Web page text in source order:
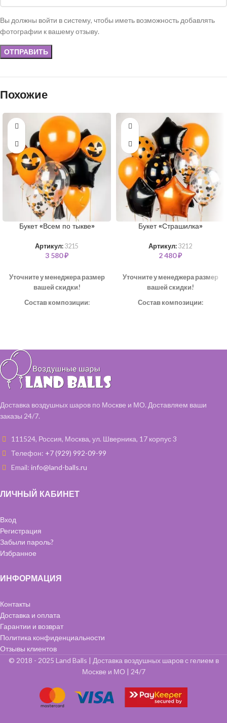
Вы должны войти в систему, чтобы иметь возможность добавлять
фотографии к вашему отзыву.
Похожие
Букет «Всем по тыкве»
Артикул: 3215
3 580₽
Уточните у менеджера размер
вашей скидки!
Состав композиции:
Шар однотонный 35 см – 3 шт
Шарики "Тыква" – 2 шт
Букет «Страшилка»
Артикул: 3212
2 480₽
Уточните у менеджера размер
вашей скидки!
Состав композиции:
Шар "Горох" 35 см – 2 шт
Доставка воздушных шаров по Москве и МО. Доставляем ваши
заказы 24/7.
111524, Россия, Москва, ул. Шверника, 17 корпус 3
Телефон: +7 (929) 992-09-99
Email: info@land-balls.ru
ЛИЧНЫЙ КАБИНЕТ
Вход
Регистрация
Забыли пароль?
Избранное
ИНФОРМАЦИЯ
Контакты
Доставка и оплата
Гарантии и возврат
Политика конфиденциальности
Отзывы клиентов
© 2018 - 2025 Land Balls | Доставка воздушных шаров с гелием в
Москве и МО | 24/7